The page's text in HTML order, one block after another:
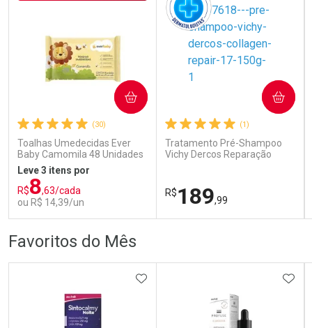
Comprar sem Desconto
Por R$ 74,90/cada
Comprar sem Desconto
Por R$ 74,90/cada
Comprar sem Desconto
Por R$ 59,59/cada
Comprar sem Desconto
Por R$ 59,59/cada
(30)
Toalhas Umedecidas Ever
Baby Camomila 48 Unidades
Leve 3 itens por
R$8,63/cada
ou R$ 14,39/un
COMPRAR
Por Menos
(1)
Tratamento Pré-Shampoo
Vichy Dercos Reparação
R$189,99
COMPRAR
Por Menos
Favoritos do Mês
ADICIONAR AOS FAVORITOS